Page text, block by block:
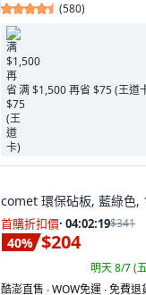
(580)
满 $1,500 再省 $75 (王道
comet 環保砧板, 藍綠色,
首購折扣價· 04:02:18$341
40% $204
明天 8/7 (
酷澎直售 ∙ WOW免運 ∙ 免費退